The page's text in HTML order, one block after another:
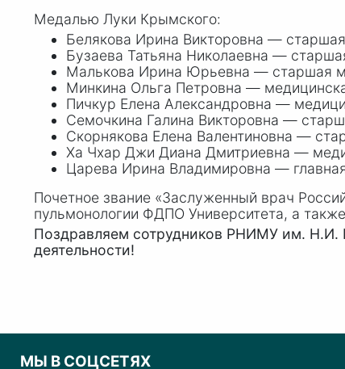
Медалью Луки Крымского:
Белякова Ирина Викторовна —
Бузаева Татьяна Николаевна —
Малькова Ирина Юрьевна — старшая
Минкина Ольга Петровна —
Пичкур Елена Александровна —
Семочкина Галина Викторовна —
Скорнякова Елена Валентиновна —
Ха Чхар Джи Диана Дмитриевна —
Царева Ирина Владимировна —
Почетное звание «Заслуженный врач
пульмонологии ФДПО Университета, а
Поздравляем сотрудников РНИМУ им. Н.И.
деятельности!
МЫ В СОЦСЕТЯХ